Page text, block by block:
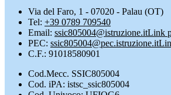
Via del Faro, 1 - 07020 - Palau (OT)
Tel: +39 0789 709540
Email: ssic805004@istruzione.itLink
PEC: ssic805004@pec.istruzione.it
C.F.: 91018580901
Cod.Mecc. SSIC805004
Cod. iPA: istsc_ssic805004